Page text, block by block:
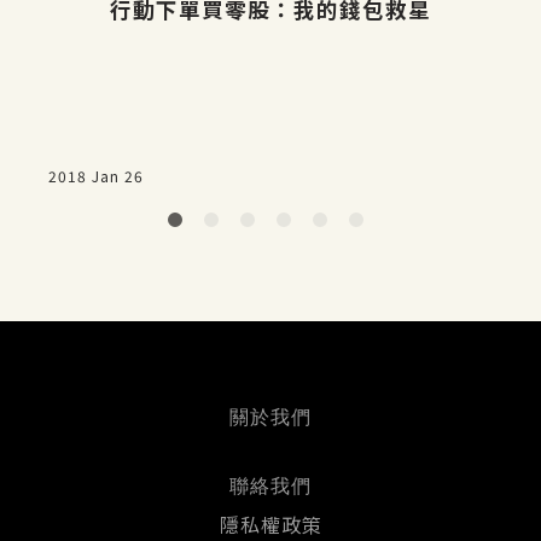
行動下單買零股：我的錢包救星
2018 Jan 26
關於我們
聯絡我們
隱私權政策